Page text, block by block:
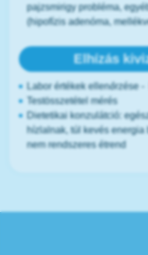
pajzsmirigy probléma,
(hipofízis adenóma,
Elhízás
Labor értékek ellenőrzése
Testösszetétel mérés
Dietetikai konzulátció:
hízlalnak, túl kevés
nem rendszeres étrend